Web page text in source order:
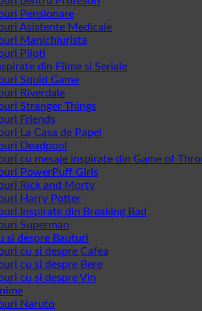
Pensionare
Asistente Medicale
Manichiurista
Piloti
din Filme si Seriale
Squid Game
Riverdale
Stranger Things
Friends
La Casa de Papel
Deadpool
cu mesaje inspirate din Game of
PowerPuff Girls
Rick and Morty
Harry Potter
Inspirate din Breaking Bad
Superman
si despre Bauturi
cu si despre Cafea
cu si despre Bere
cu si despre Vin
Naruto